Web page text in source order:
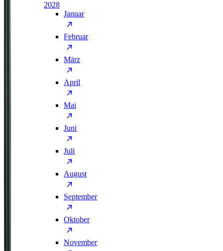
2028
Januar
Februar
März
April
Mai
Juni
Juli
August
September
Oktober
November